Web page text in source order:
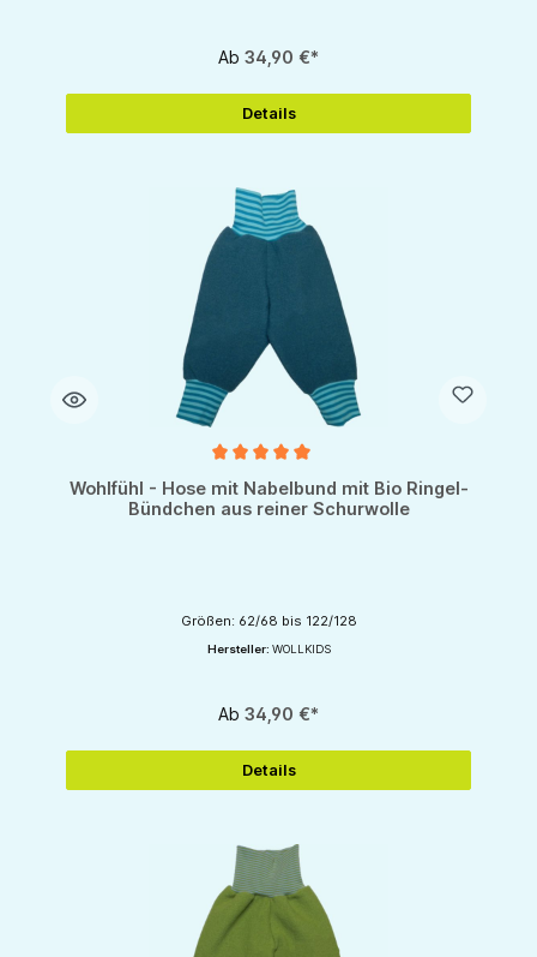
Ab 34,90 €*
Details
Wohlfühl - Hose mit Nabelbund mit Bio Ringel-
Bündchen aus reiner Schurwolle
Größen: 62/68 bis 122/128
Hersteller: WOLLKIDS
Ab 34,90 €*
Details